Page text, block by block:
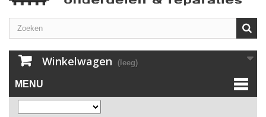
Winkelwagen (leeg)
MENU